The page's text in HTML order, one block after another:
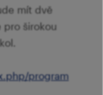
mít dvě
pro širokou
program